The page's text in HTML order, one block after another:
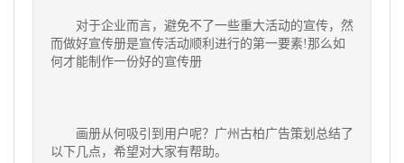
对于企业而言，避免不了一些重大活动的宣传，然
而做好宣传册是宣传活动顺利进行的第一要素!那么如
何才能制作一份好的宣传册
画册从何吸引到用户呢？广州古柏广告策划总结了
以下几点，希望对大家有帮助。